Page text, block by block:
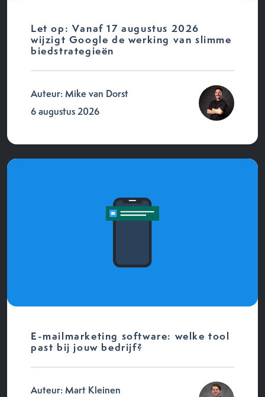
Let op: Vanaf 17 augustus 2026
wijzigt Google de werking van slimme
biedstrategieën
Auteur: Mike van Dorst
6 augustus 2026
E-mailmarketing software: welke tool
past bij jouw bedrijf?
Auteur: Mart Kleinen